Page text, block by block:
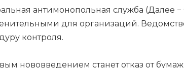
антимонопольная служба (Далее
для организаций.
контроля.
нововведением станет отказ от